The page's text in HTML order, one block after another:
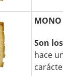
MONO
Son
hace